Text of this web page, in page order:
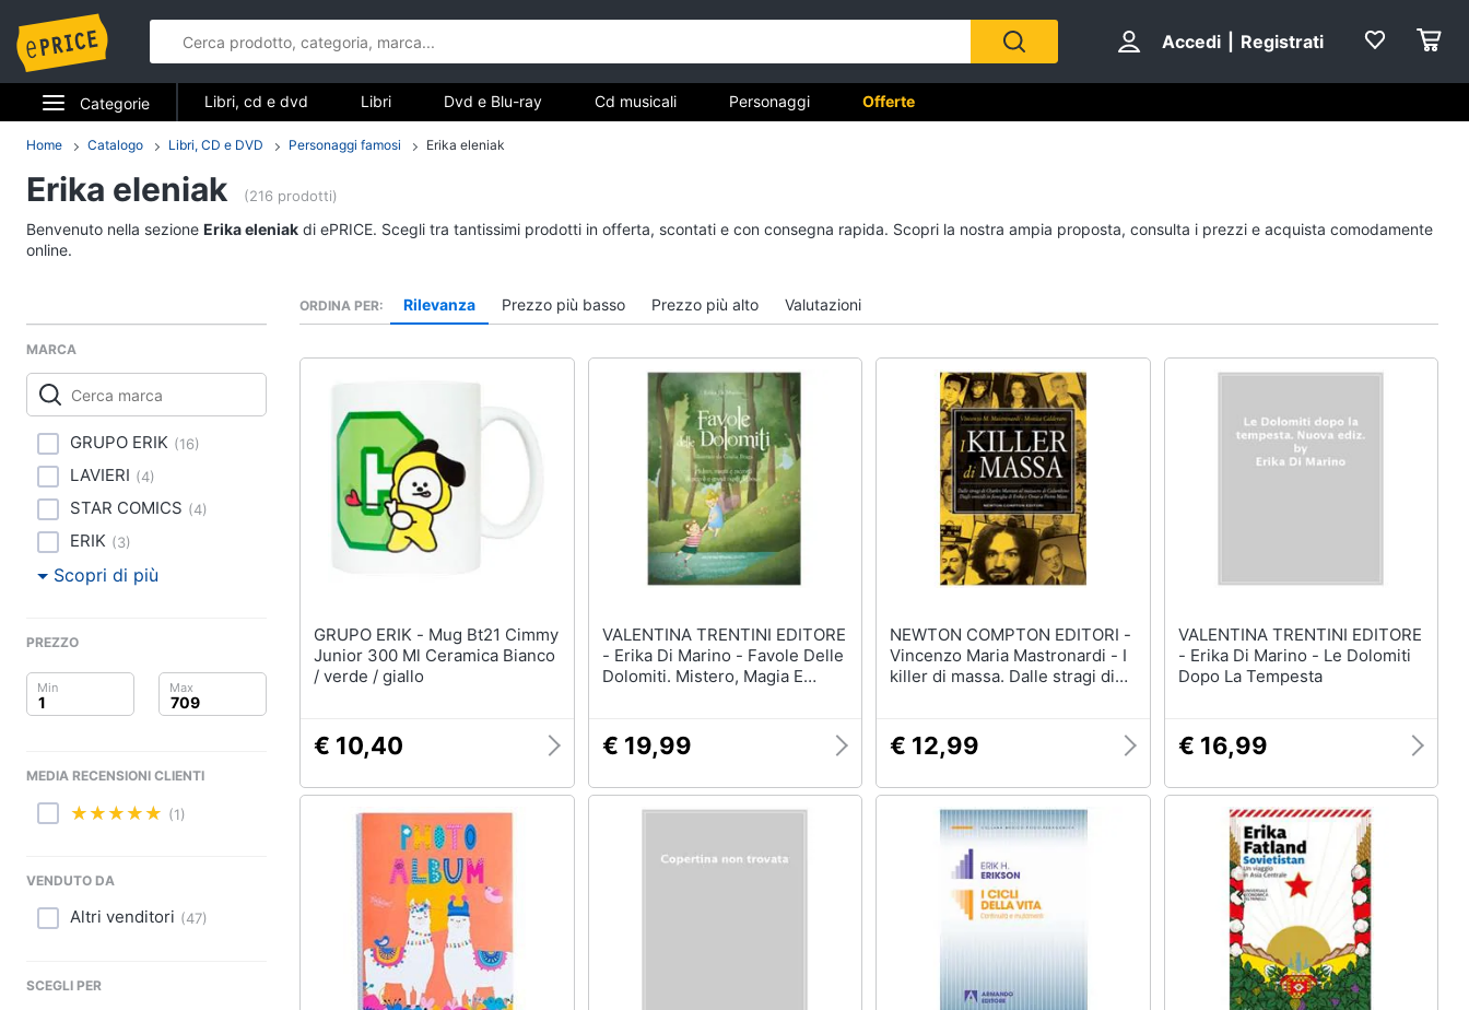
Accedi Registrati
Categorie
Elettrodomestici
Informatica
Videogiochi
Audio e musica
Arredo
Brico e Giardinaggio
Prima infanzia
Casalinghi
Sport
Libri, cd e dvd
Libri di Cucina
Architettura
Walt disney film
Musica Leggera
Vedi tutti
Libri, cd e dvd Libri Dvd e Blu-ray Cd musicali Personaggi Offerte
Home Catalogo Libri, CD e DVD Personaggi famosi Erika eleniak
Erika eleniak (216 prodotti)
Benvenuto nella sezione Erika eleniak di ePRICE. Scegli tra tantissimi prodotti in offerta, scontati e con consegna rapida. Scopri la nostra ampia proposta, consulta i prezzi e acquista comodamente
online.
MARCA
GRUPO ERIK (16)
LAVIERI (4)
STAR COMICS (4)
ERIK (3)
Scopri di più
PREZZO
MEDIA RECENSIONI CLIENTI
(1)
VENDUTO DA
Altri venditori (47)
SCEGLI PER
ORDINA PER Rilevanza Prezzo più basso Prezzo più alto Valutazioni
GRUPO ERIK - Mug Bt21 Cimmy
Junior 300 Ml Ceramica Bianco
/ verde / giallo
€ 10,40
VALENTINA TRENTINI EDITORE
- Erika Di Marino - Favole Delle
Dolomiti. Mistero, Magia E
€ 19,99
NEWTON COMPTON EDITORI -
Vincenzo Maria Mastronardi - I
killer di massa. Dalle stragi di
famiglia di Erika e Omar a Pietro
Maso
€ 12,99
VALENTINA TRENTINI EDITORE
- Erika Di Marino - Le Dolomiti
Dopo La Tempesta
€ 16,99